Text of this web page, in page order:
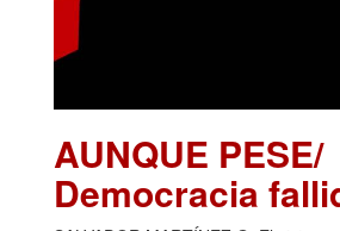
AUNQUE PESE/
Democracia